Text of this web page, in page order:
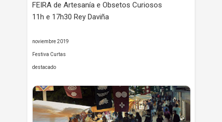
FEIRA de Artesanía e Obsetos Curiosos
11h e 17h30 Rey Daviña
noviembre 2019
Festiva Curtas
destacado